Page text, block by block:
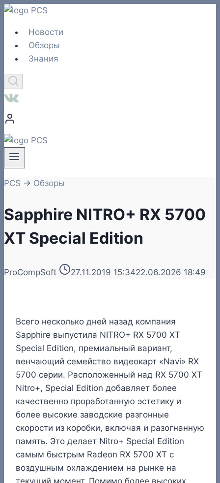
Перейти
содержимому
Новости
Обзоры
Знания
PCS → Обзоры
Sapphire NITRO+ RX 5700
XT Special Edition
ProCompSoft 27.11.2019 15:3422.06.2026 18:49
Всего несколько дней назад компания
Sapphire выпустила NITRO+ RX 5700 XT
Special Edition, премиальный вариант,
венчающий семейство видеокарт «Navi» RX
5700 серии. Расположенный над RX 5700 XT
Nitro+, Special Edition добавляет более
качественно проработанную эстетику и
более высокие заводские разгонные
скорости из коробки, включая и разогнанную
память. Это делает Nitro+ Special Edition
самым быстрым Radeon RX 5700 XT с
воздушным охлаждением на рынке на
текущий момент. Помимо более высоких